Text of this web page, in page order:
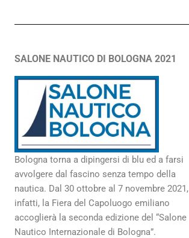
SALONE NAUTICO DI BOLOGNA 2021
Bologna torna a dipingersi di blu ed a farsi
avvolgere dal fascino senza tempo della
nautica. Dal 30 ottobre al 7 novembre 2021,
infatti, la Fiera del Capoluogo emiliano
accoglierà la seconda edizione del “Salone
Nautico Internazionale di Bologna”.